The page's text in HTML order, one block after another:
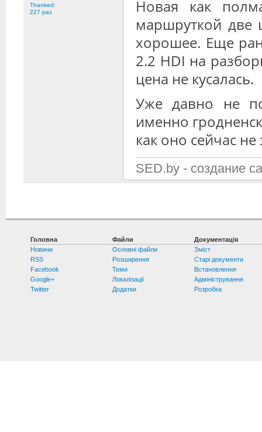
Thanked:
227 раз
Новая как
маршруткой две
хорошее. Еще
2.2 HDI на
цена не кусалась.
Уже давно не
именно
как оно сейчас
SED.by - создание
Головна
Новини
RSS
Facebook
Google+
Twitter
Файли
Основні файли
Розширення
Теми
Локалізації
Додатки
Документація
Зміст
Старі документи
Встановлення
Адміністрування
Розробка